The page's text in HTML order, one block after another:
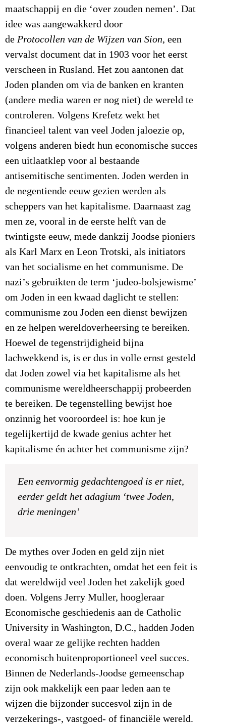
maatschappij en die ‘over zouden nemen’. Dat
idee was aangewakkerd door
de Protocollen van de Wijzen van Sion, een
vervalst document dat in 1903 voor het eerst
verscheen in Rusland. Het zou aantonen dat
Joden planden om via de banken en kranten
(andere media waren er nog niet) de wereld te
controleren. Volgens Krefetz wekt het
financieel talent van veel Joden jaloezie op,
volgens anderen biedt hun economische succes
een uitlaatklep voor al bestaande
antisemitische sentimenten. Joden werden in
de negentiende eeuw gezien werden als
scheppers van het kapitalisme. Daarnaast zag
men ze, vooral in de eerste helft van de
twintigste eeuw, mede dankzij Joodse pioniers
als Karl Marx en Leon Trotski, als initiators
van het socialisme en het communisme. De
nazi’s gebruikten de term ‘judeo-bolsjewisme’
om Joden in een kwaad daglicht te stellen:
communisme zou Joden een dienst bewijzen
en ze helpen wereldoverheersing te bereiken.
Hoewel de tegenstrijdigheid bijna
lachwekkend is, is er dus in volle ernst gesteld
dat Joden zowel via het kapitalisme als het
communisme wereldheerschappij probeerden
te bereiken. De tegenstelling bewijst hoe
onzinnig het vooroordeel is: hoe kun je
tegelijkertijd de kwade genius achter het
kapitalisme én achter het communisme zijn?
Een eenvormig gedachtengoed is er niet,
eerder geldt het adagium ‘twee Joden,
drie meningen’
De mythes over Joden en geld zijn niet
eenvoudig te ontkrachten, omdat het een feit is
dat wereldwijd veel Joden het zakelijk goed
doen. Volgens Jerry Muller, hoogleraar
Economische geschiedenis aan de Catholic
University in Washington, D.C., hadden Joden
overal waar ze gelijke rechten hadden
economisch buitenproportioneel veel succes.
Binnen de Nederlands-Joodse gemeenschap
zijn ook makkelijk een paar leden aan te
wijzen die bijzonder succesvol zijn in de
verzekerings-, vastgoed- of financiële wereld.